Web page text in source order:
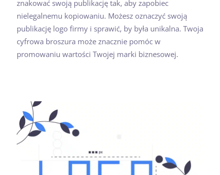
znakować swoją publikację tak, aby zapobiec
nielegalnemu kopiowaniu. Możesz oznaczyć swoją
publikację logo firmy i sprawić, by była unikalna. Twoja
cyfrowa broszura może znacznie pomóc w
promowaniu wartości Twojej marki biznesowej.